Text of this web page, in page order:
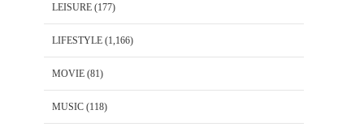
LEISURE (177)
LIFESTYLE (1,166)
MOVIE (81)
MUSIC (118)